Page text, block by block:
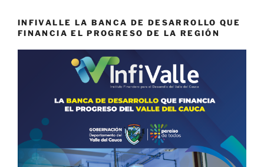
INFIVALLE LA BANCA DE DESARROLLO QUE
FINANCIA EL PROGRESO DE LA REGIÓN